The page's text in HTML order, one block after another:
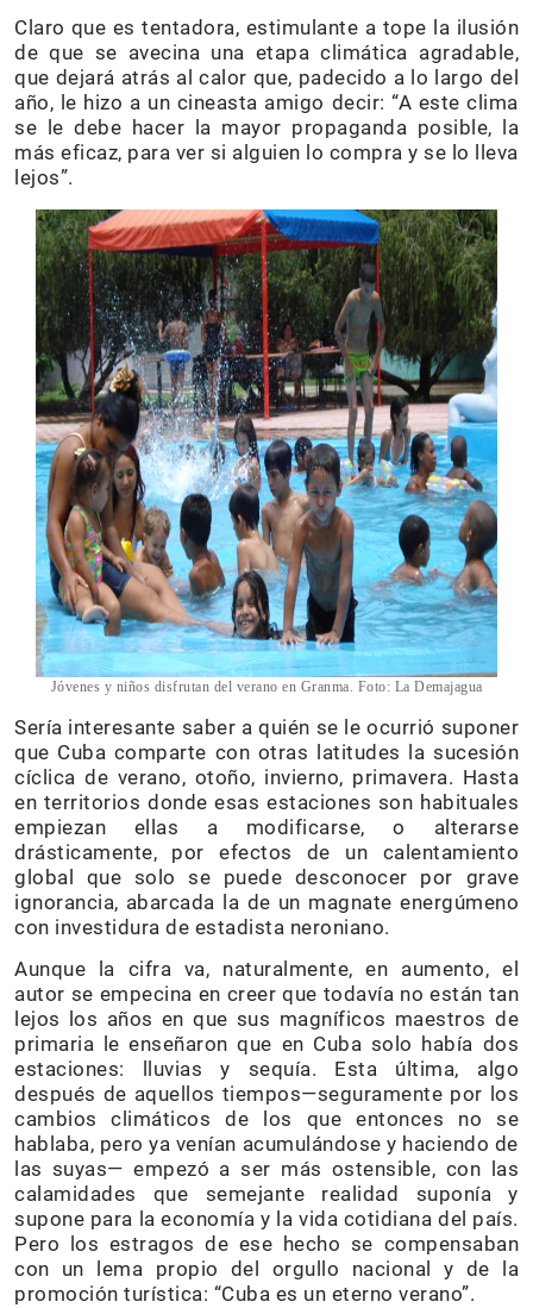
Claro que es tentadora, estimulante a tope la ilusión
de que se avecina una etapa climática agradable,
que dejará atrás al calor que, padecido a lo largo del
año, le hizo a un cineasta amigo decir: “A este clima
se le debe hacer la mayor propaganda posible, la
más eficaz, para ver si alguien lo compra y se lo lleva
lejos”.
Jóvenes y niños disfrutan del verano en Granma. Foto: La Demajagua
Sería interesante saber a quién se le ocurrió suponer
que Cuba comparte con otras latitudes la sucesión
cíclica de verano, otoño, invierno, primavera. Hasta
en territorios donde esas estaciones son habituales
empiezan ellas a modificarse, o alterarse
drásticamente, por efectos de un calentamiento
global que solo se puede desconocer por grave
ignorancia, abarcada la de un magnate energúmeno
con investidura de estadista neroniano.
Aunque la cifra va, naturalmente, en aumento, el
autor se empecina en creer que todavía no están tan
lejos los años en que sus magníficos maestros de
primaria le enseñaron que en Cuba solo había dos
estaciones: lluvias y sequía. Esta última, algo
después de aquellos tiempos—seguramente por los
cambios climáticos de los que entonces no se
hablaba, pero ya venían acumulándose y haciendo de
las suyas— empezó a ser más ostensible, con las
calamidades que semejante realidad suponía y
supone para la economía y la vida cotidiana del país.
Pero los estragos de ese hecho se compensaban
con un lema propio del orgullo nacional y de la
promoción turística: “Cuba es un eterno verano”.